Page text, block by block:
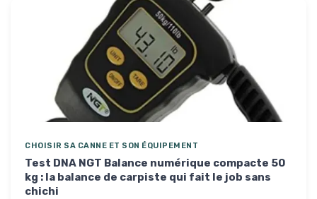
CHOISIR SA CANNE ET SON ÉQUIPEMENT
Test DNA NGT Balance numérique compacte 50
kg : la balance de carpiste qui fait le job sans
chichi